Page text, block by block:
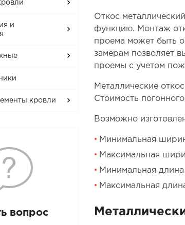
и
кровли
вопрос
Откос
функцию. Монтаж
проема может быть
замерам позволяет
проемы с учетом
Металлические
Стоимость
Возможно
Минимальная
Максимальная
Минимальная длина
Максимальная